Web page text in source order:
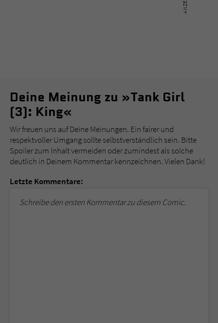
Deine Meinung zu »Tank Girl
(3): King«
Wir freuen uns auf Deine Meinungen. Ein fairer und
respektvoller Umgang sollte selbstverständlich sein. Bitte
Spoiler zum Inhalt vermeiden oder zumindest als solche
deutlich in Deinem Kommentar kennzeichnen. Vielen Dank!
Letzte Kommentare:
Schreibe den ersten Kommentar zu diesem Comic.